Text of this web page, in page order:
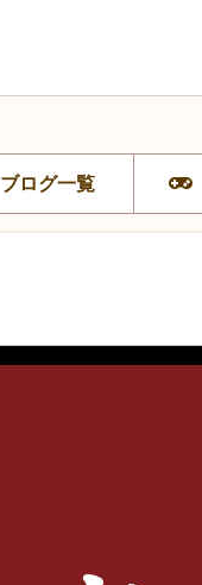
ブログ一覧